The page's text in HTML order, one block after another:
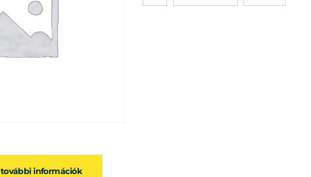
további információk